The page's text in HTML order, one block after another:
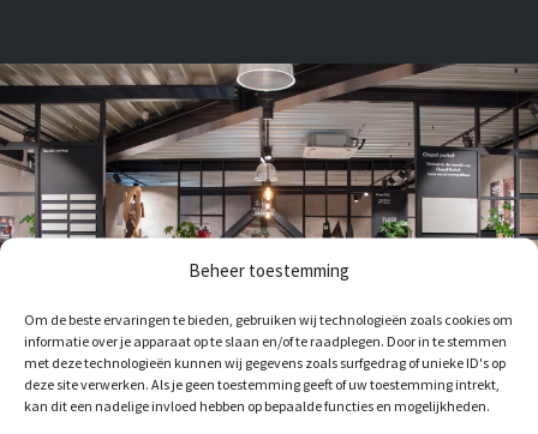
Beheer toestemming
Om de beste ervaringen te bieden, gebruiken wij technologieën zoals cookies om
informatie over je apparaat op te slaan en/of te raadplegen. Door in te stemmen
met deze technologieën kunnen wij gegevens zoals surfgedrag of unieke ID's op
deze site verwerken. Als je geen toestemming geeft of uw toestemming intrekt,
kan dit een nadelige invloed hebben op bepaalde functies en mogelijkheden.